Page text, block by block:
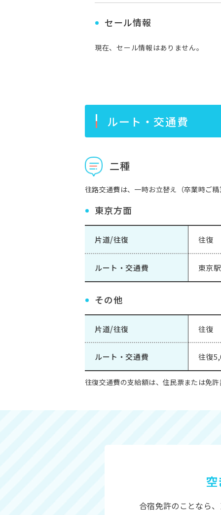
セール情報
現在、セール情報はありません。
ルート・交通費
二種
往路交通費は、一時お立替え（卒業時ご
東京方面
片道/往復 往復
ルート・交通費 東京
その他
片道/往復 往復
ルート・交通費 往復
往復交通費の支給額は、住民票または免
合宿免許のことなら